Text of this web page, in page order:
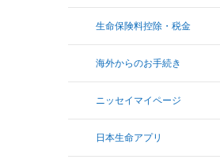
生命保険料控除・税金
海外からのお手続き
ニッセイマイページ
日本生命アプリ